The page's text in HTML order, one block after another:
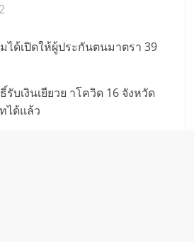
ได้เปิดให้ผู้ประกันตนมาตรา 39
บเงินเยียวย าโควิด 16 จังหวัด
ได้แล้ว